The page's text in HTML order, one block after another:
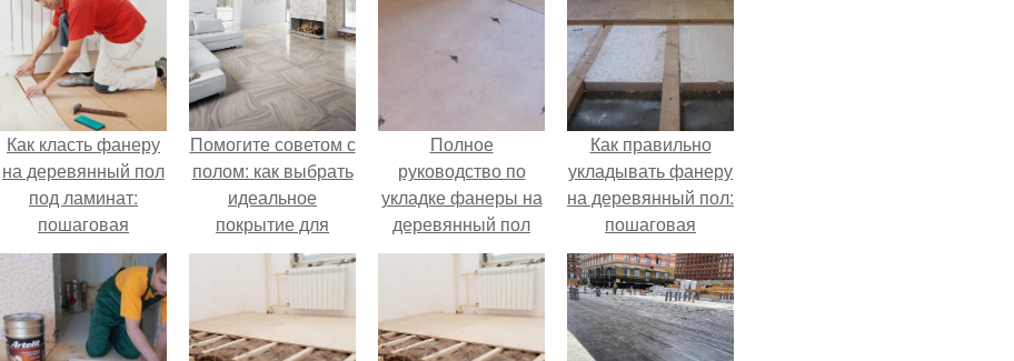
Как класть фанеру
на деревянный пол
под ламинат:
пошаговая
инструкция
Помогите советом с
полом: как выбрать
идеальное
покрытие для
вашего дома
Полное
руководство по
укладке фанеры на
деревянный пол
Как правильно
укладывать фанеру
на деревянный пол:
пошаговая
инструкция